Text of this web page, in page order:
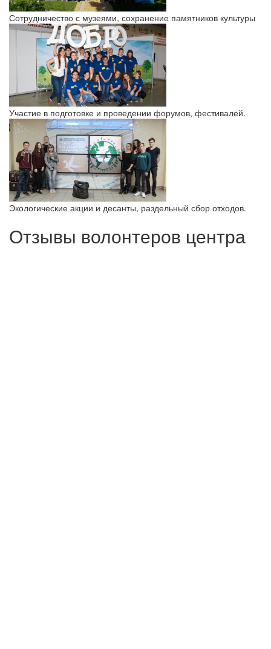
Сотрудничество с музеями, сохранение памятников культуры
Участие в подготовке и проведении форумов, фестивалей.
Экологические акции и десанты, раздельный сбор отходов.
Отзывы волонтеров центра